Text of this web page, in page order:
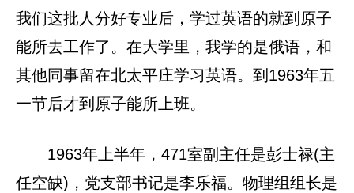
我们这批人分好专业后，学过英语的就到原子
能所去工作了。在大学里，我学的是俄语，和
其他同事留在北太平庄学习英语。到1963年五
一节后才到原子能所上班。
1963年上半年，471室副主任是彭士禄(主
任空缺)，党支部书记是李乐福。物理组组长是